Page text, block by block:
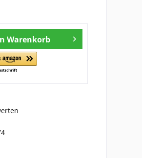
Warenkorb